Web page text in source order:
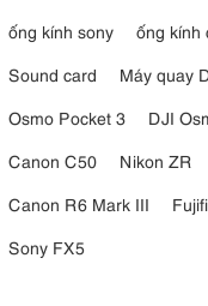
ống kính sony
ống kính
Sound card
Máy quay
Osmo Pocket 3
DJI
Canon C50
Nikon ZR
Canon R6 Mark III
Sony FX5